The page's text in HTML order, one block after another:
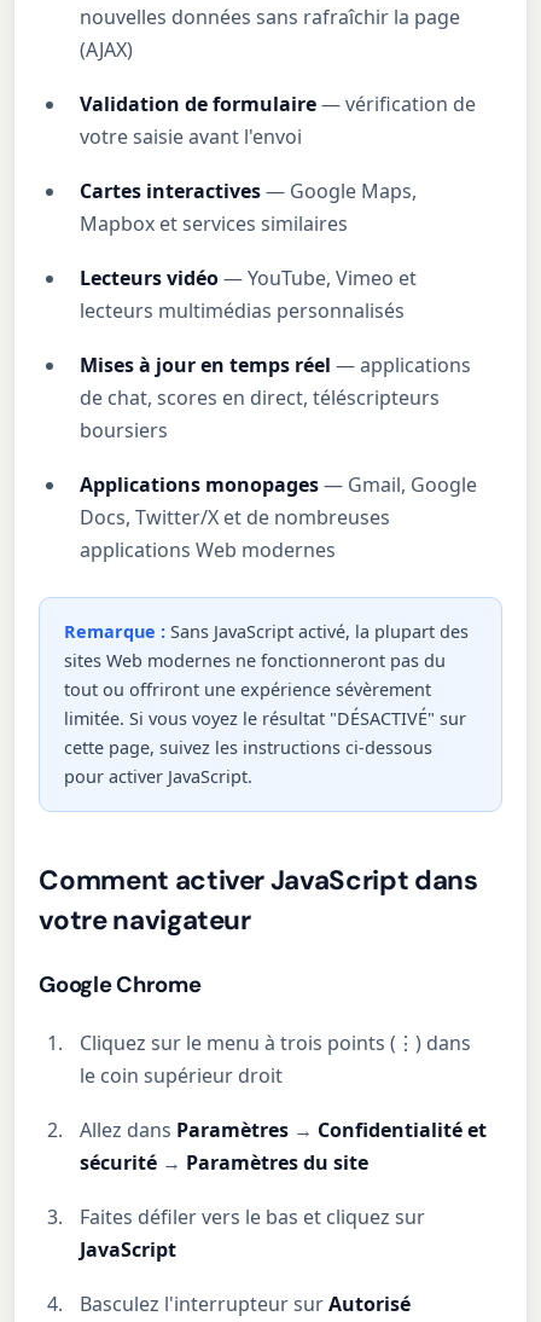
nouvelles données sans rafraîchir la page
(AJAX)
Validation de formulaire— vérification de
votre saisie avant l'envoi
Cartes interactives— Google Maps,
Mapbox et services similaires
Lecteurs vidéo— YouTube, Vimeo et
lecteurs multimédias personnalisés
Mises à jour en temps réel — applications
de chat, scores en direct, téléscripteurs
boursiers
Applications monopages— Gmail, Google
Docs, Twitter/X et de nombreuses
applications Web modernes
Remarque : Sans JavaScript activé, la plupart des
sites Web modernes ne fonctionneront pas du
tout ou offriront une expérience sévèrement
limitée. Si vous voyez le résultat "DÉSACTIVÉ" sur
cette page, suivez les instructions ci-dessous
pour activer JavaScript.
Comment activer JavaScript dans
votre navigateur
Google Chrome
Cliquez sur le menu à trois points (⋮) dans
le coin supérieur droit
Allez dans Paramètres → Confidentialité et
sécurité → Paramètres du site
Faites défiler vers le bas et cliquez sur
JavaScript
Basculez l'interrupteur surAutorisé